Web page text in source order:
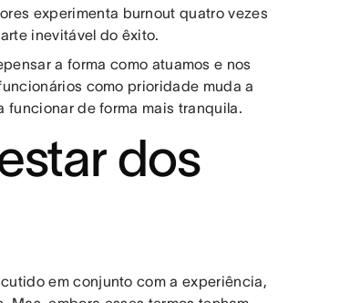
experimenta burnout quatro vezes
inevitável do êxito.
a forma como atuamos e nos
como prioridade muda a
funcionar de forma mais tranquila.
dos
em conjunto com a experiência,